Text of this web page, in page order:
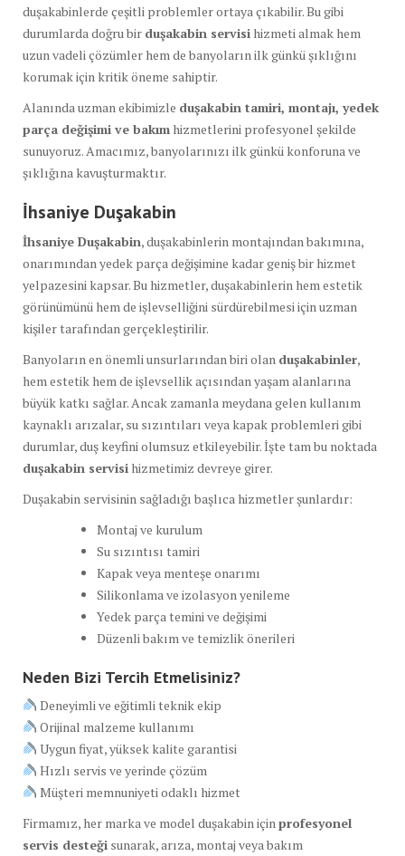
duşakabinlerde çeşitli problemler ortaya çıkabilir. Bu gibi
durumlarda doğru bir duşakabin servisi hizmeti almak hem
uzun vadeli çözümler hem de banyoların ilk günkü şıklığını
korumak için kritik öneme sahiptir.
Alanında uzman ekibimizle duşakabin tamiri, montajı, yedek
parça değişimi ve bakım hizmetlerini profesyonel şekilde
sunuyoruz. Amacımız, banyolarınızı ilk günkü konforuna ve
şıklığına kavuşturmaktır.
İhsaniye Duşakabin
İhsaniye Duşakabin, duşakabinlerin montajından bakımına,
onarımından yedek parça değişimine kadar geniş bir hizmet
yelpazesini kapsar. Bu hizmetler, duşakabinlerin hem estetik
görünümünü hem de işlevselliğini sürdürebilmesi için uzman
kişiler tarafından gerçekleştirilir.
Banyoların en önemli unsurlarından biri olan duşakabinler,
hem estetik hem de işlevsellik açısından yaşam alanlarına
büyük katkı sağlar. Ancak zamanla meydana gelen kullanım
kaynaklı arızalar, su sızıntıları veya kapak problemleri gibi
durumlar, duş keyfini olumsuz etkileyebilir. İşte tam bu noktada
duşakabin servisi hizmetimiz devreye girer.
Duşakabin servisinin sağladığı başlıca hizmetler şunlardır:
Montaj ve kurulum
Su sızıntısı tamiri
Kapak veya menteşe onarımı
Silikonlama ve izolasyon yenileme
Yedek parça temini ve değişimi
Düzenli bakım ve temizlik önerileri
Neden Bizi Tercih Etmelisiniz?
Deneyimli ve eğitimli teknik ekip
Orijinal malzeme kullanımı
Uygun fiyat, yüksek kalite garantisi
Hızlı servis ve yerinde çözüm
Müşteri memnuniyeti odaklı hizmet
Firmamız, her marka ve model duşakabin için profesyonel
servis desteği sunarak, arıza, montaj veya bakım